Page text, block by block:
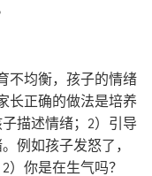
不均衡，孩子的情绪
长正确的做法是培养
描述情绪；2）引导
例如孩子发怒了，
）你是在生气吗？